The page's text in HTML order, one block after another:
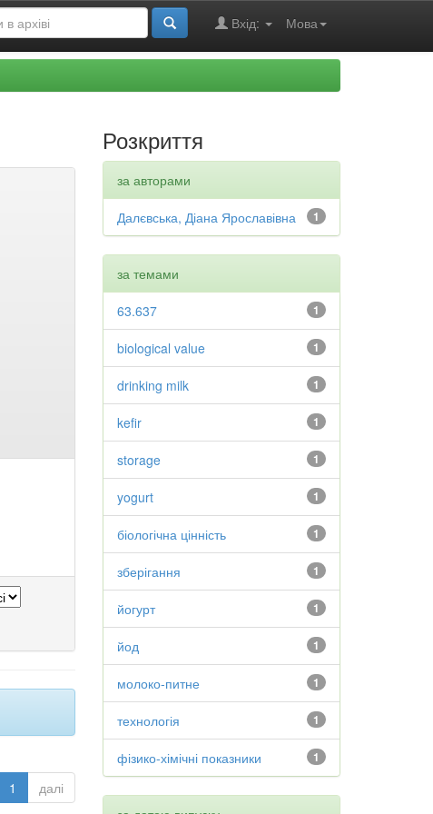
Мова
Вхід:
1 далі
Розкриття
за авторами
1
Далєвська, Діана Ярославівна
за темами
1
63.637
1
biological value
1
drinking milk
1
kefir
1
storage
1
yogurt
1
біологічна цінність
1
зберігання
1
йогурт
1
йод
1
молоко-питне
1
технологія
1
фізико-хімічні показники